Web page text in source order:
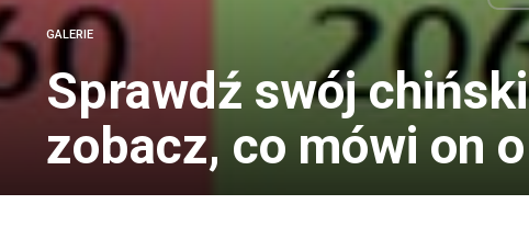
GALERIE
Sprawdź swój
zobacz, co mówi on